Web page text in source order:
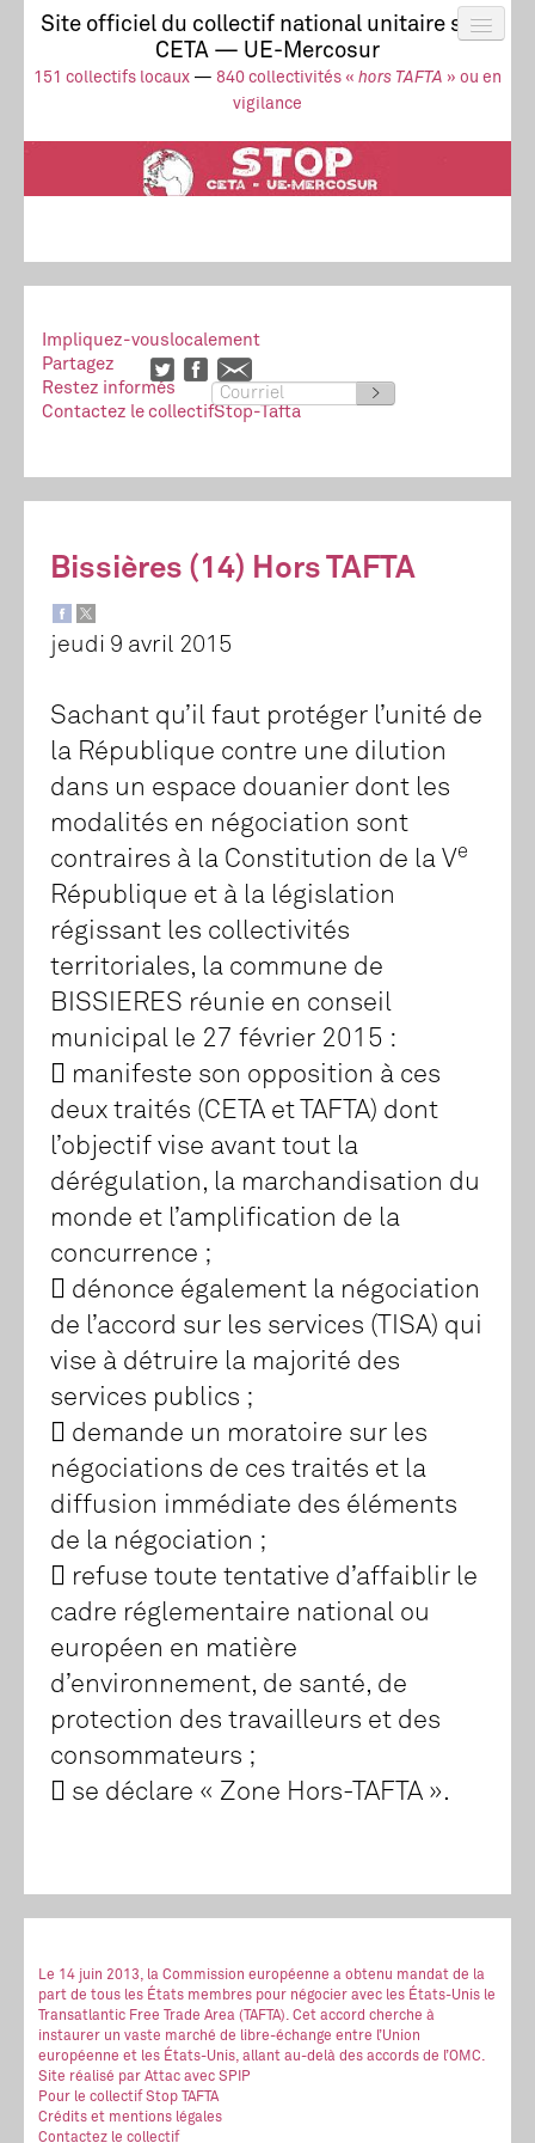
Site officiel du collectif national unitaire stop
CETA — UE-Mercosur
151 collectifs locaux — 840 collectivités « hors TAFTA » ou en
vigilance
Actus
UE-Mercosur
Stop à l’impunité !
TAFTA
CETA
Collectif
Impliquez-vouslocalement
Partagez
Restez informés
>
Contactez le collectifStop-Tafta
Bissières (14) Hors TAFTA
jeudi 9 avril 2015
Sachant qu’il faut protéger l’unité de
la République contre une dilution
dans un espace douanier dont les
modalités en négociation sont
contraires à la Constitution de la Ve
République et à la législation
régissant les collectivités
territoriales, la commune de
BISSIERES réunie en conseil
municipal le 27 février 2015 :
 manifeste son opposition à ces
deux traités (CETA et TAFTA) dont
l’objectif vise avant tout la
dérégulation, la marchandisation du
monde et l’amplification de la
concurrence ;
 dénonce également la négociation
de l’accord sur les services (TISA) qui
vise à détruire la majorité des
services publics ;
 demande un moratoire sur les
négociations de ces traités et la
diffusion immédiate des éléments
de la négociation ;
 refuse toute tentative d’affaiblir le
cadre réglementaire national ou
européen en matière
d’environnement, de santé, de
protection des travailleurs et des
consommateurs ;
 se déclare « Zone Hors-TAFTA ».
Le 14 juin 2013, la Commission européenne a obtenu mandat de la
part de tous les États membres pour négocier avec les États-Unis le
Transatlantic Free Trade Area (TAFTA). Cet accord cherche à
instaurer un vaste marché de libre-échange entre l’Union
européenne et les États-Unis, allant au-delà des accords de l’OMC.
Site réalisé par Attac avec SPIP
Pour le collectif Stop TAFTA
Crédits et mentions légales
Contactez le collectif